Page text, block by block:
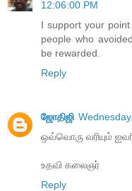
12:06:00 PM
I support your
people who
be rewarded.
Reply
ஜோதிஜி
ஒவ்வொரு வரியும்
உதவி கலைஞர்
Reply